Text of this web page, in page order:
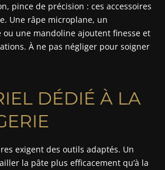
pince de précision : ces accessoires
Une râpe microplane, un
une mandoline ajoutent finesse et
À ne pas négliger pour soigner
DÉDIÉ À LA
exigent des outils adaptés. Un
la pâte plus efficacement qu’à la